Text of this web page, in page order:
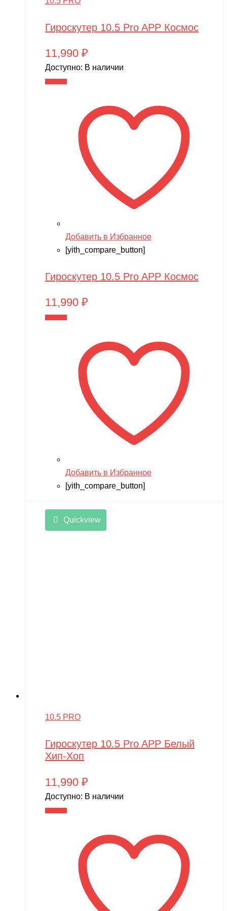
Гироскутер 10.5 Pro APP Космос
11,990 ₽
Доступно: В наличии
Добавить в Избранное
[yith_compare_button]
Гироскутер 10.5 Pro APP Космос
11,990 ₽
Добавить в Избранное
[yith_compare_button]
Quickview
10.5 PRO
Гироскутер 10.5 Pro APP Белый
Хип-Хоп
11,990 ₽
Доступно: В наличии